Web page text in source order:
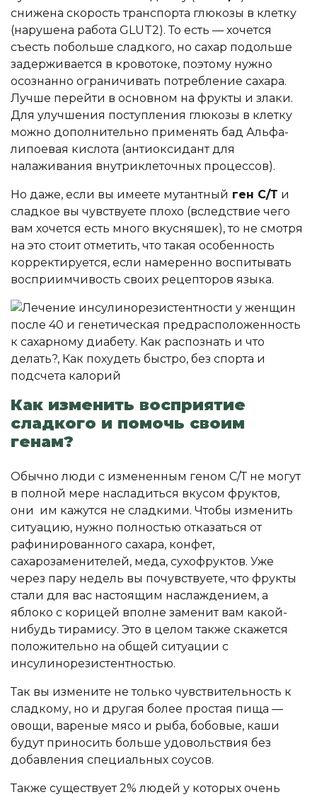
снижена скорость транспорта глюкозы в клетку
(нарушена работа GLUT2). То есть — хочется
съесть побольше сладкого, но сахар подольше
задерживается в кровотоке, поэтому нужно
осознанно ограничивать потребление сахара.
Лучше перейти в основном на фрукты и злаки.
Для улучшения поступления глюкозы в клетку
можно дополнительно применять бад Альфа-
липоевая кислота (антиоксидант для
налаживания внутриклеточных процессов).
Но даже, если вы имеете мутантный ген С/Т и
сладкое вы чувствуете плохо (вследствие чего
вам хочется есть много вкусняшек), то не смотря
на это стоит отметить, что такая особенность
корректируется, если намеренно воспитывать
восприимчивость своих рецепторов языка.
Как изменить восприятие
сладкого и помочь своим
генам?
Обычно люди с измененным геном С/Т не могут
в полной мере насладиться вкусом фруктов,
они им кажутся не сладкими. Чтобы изменить
ситуацию, нужно полностью отказаться от
рафинированного сахара, конфет,
сахарозаменителей, меда, сухофруктов. Уже
через пару недель вы почувствуете, что фрукты
стали для вас настоящим наслаждением, а
яблоко с корицей вполне заменит вам какой-
нибудь тирамису. Это в целом также скажется
положительно на общей ситуации с
инсулинорезистентностью.
Так вы измените не только чувствительность к
сладкому, но и другая более простая пища —
овощи, вареные мясо и рыба, бобовые, каши
будут приносить больше удовольствия без
добавления специальных соусов.
Также существует 2% людей у которых очень